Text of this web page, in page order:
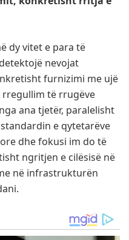
dy vitet e para të
nevojat
furnizimi me ujë
rregullim të rrugëve
ana tjetër, paralelisht
e qytetarëve
dhe fokusi im do të
ngritjen e cilësisë në
në infrastrukturën